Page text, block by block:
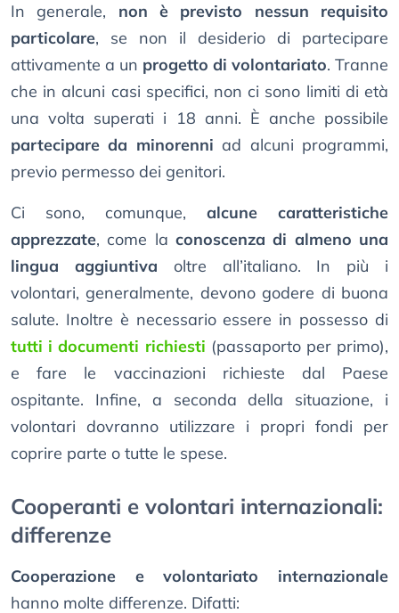
In generale, non è previsto nessun requisito
particolare, se non il desiderio di partecipare
attivamente a un progetto di volontariato. Tranne
che in alcuni casi specifici, non ci sono limiti di età
una volta superati i 18 anni. È anche possibile
partecipare da minorenni ad alcuni programmi,
previo permesso dei genitori.
Ci sono, comunque, alcune caratteristiche
apprezzate, come la conoscenza di almeno una
lingua aggiuntiva oltre all’italiano. In più i
volontari, generalmente, devono godere di buona
salute. Inoltre è necessario essere in possesso di
tutti i documenti richiesti (passaporto per primo),
e fare le vaccinazioni richieste dal Paese
ospitante. Infine, a seconda della situazione, i
volontari dovranno utilizzare i propri fondi per
coprire parte o tutte le spese.
Cooperanti e volontari internazionali:
differenze
Cooperazione e volontariato internazionale
hanno molte differenze. Difatti: